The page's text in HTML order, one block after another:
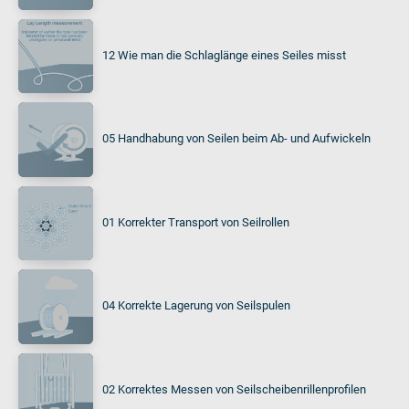
12 Wie man die Schlaglänge eines Seiles misst
05 Handhabung von Seilen beim Ab- und Aufwickeln
01 Korrekter Transport von Seilrollen
04 Korrekte Lagerung von Seilspulen
02 Korrektes Messen von Seilscheibenrillenprofilen